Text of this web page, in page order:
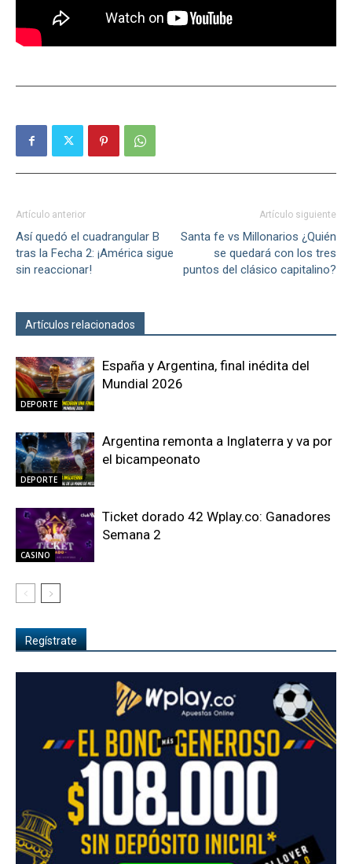
Artículo anterior
Así quedó el cuadrangular B
tras la Fecha 2: ¡América sigue
sin reaccionar!
Artículo siguiente
Santa fe vs Millonarios ¿Quién
se quedará con los tres
puntos del clásico capitalino?
Artículos relacionados
DEPORTE
España y Argentina, final inédita del
Mundial 2026
DEPORTE
Argentina remonta a Inglaterra y va por
el bicampeonato
CASINO
Ticket dorado 42 Wplay.co: Ganadores
Semana 2
Regístrate